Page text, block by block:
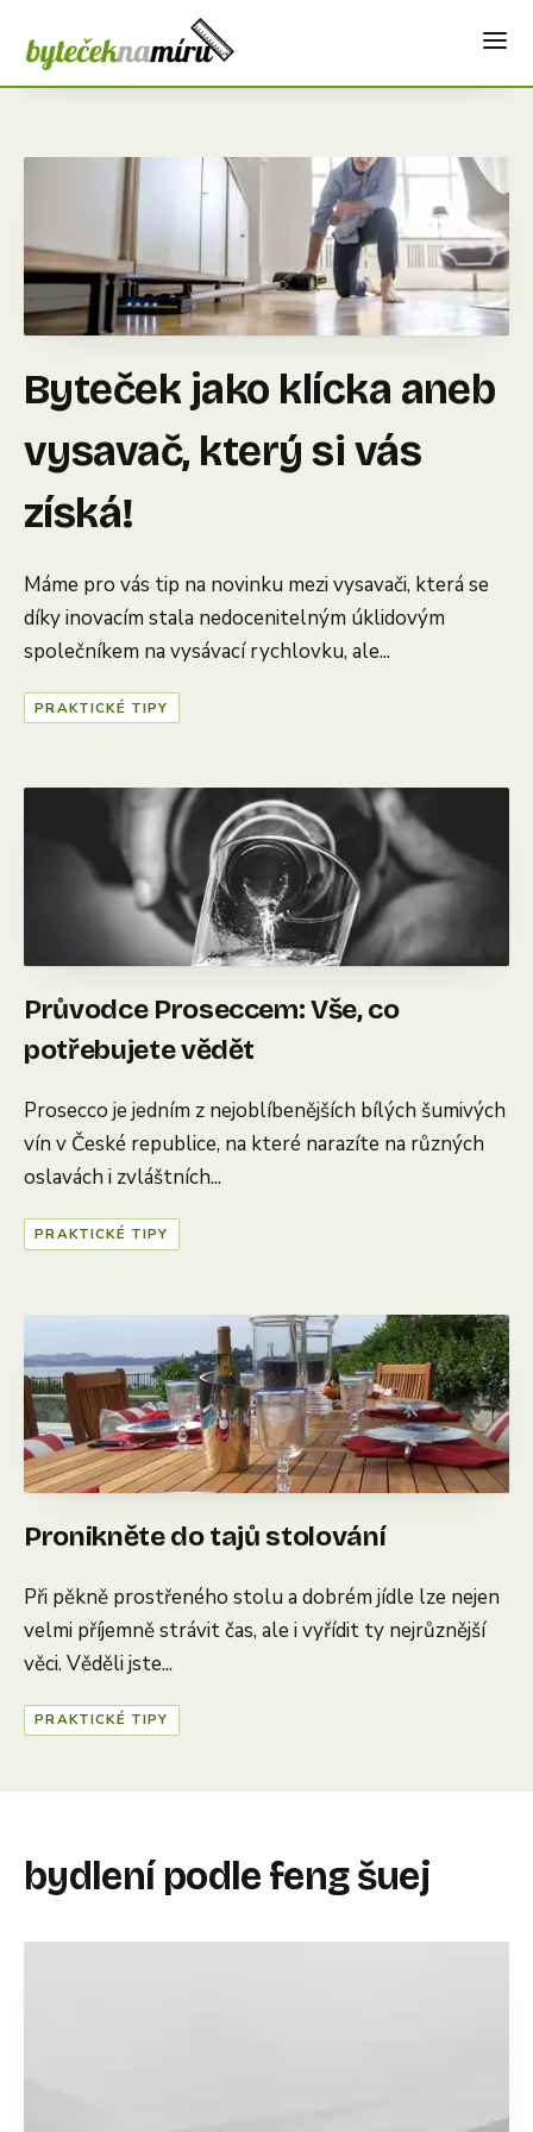
Byteček jako klícka aneb
vysavač, který si vás
získá!
Máme pro vás tip na novinku mezi vysavači, která se
díky inovacím stala nedocenitelným úklidovým
společníkem na vysávací rychlovku, ale...
PRAKTICKÉ TIPY
Průvodce Proseccem: Vše, co
potřebujete vědět
Prosecco je jedním z nejoblíbenějších bílých šumivých
vín v České republice, na které narazíte na různých
oslavách i zvláštních...
PRAKTICKÉ TIPY
Pronikněte do tajů stolování
Při pěkně prostřeného stolu a dobrém jídle lze nejen
velmi příjemně strávit čas, ale i vyřídit ty nejrůznější
věci. Věděli jste...
PRAKTICKÉ TIPY
bydlení podle feng šuej